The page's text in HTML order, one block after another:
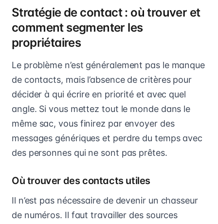
Stratégie de contact : où trouver et
comment segmenter les
propriétaires
Le problème n’est généralement pas le manque
de contacts, mais l’absence de critères pour
décider à qui écrire en priorité et avec quel
angle. Si vous mettez tout le monde dans le
même sac, vous finirez par envoyer des
messages génériques et perdre du temps avec
des personnes qui ne sont pas prêtes.
Où trouver des contacts utiles
Il n’est pas nécessaire de devenir un chasseur
de numéros. Il faut travailler des sources